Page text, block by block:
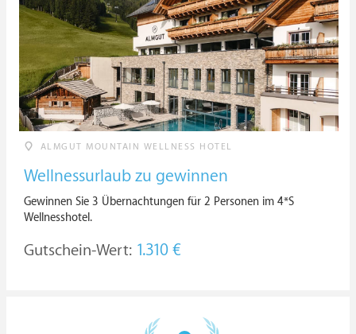
ALMGUT MOUNTAIN WELLNESS HOTEL
Wellnessurlaub zu gewinnen
Gewinnen Sie 3 Übernachtungen für 2 Personen im 4*S
Wellnesshotel.
Gutschein-Wert: 1.310 €